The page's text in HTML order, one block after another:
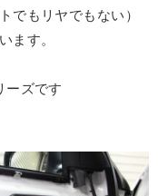
でもリヤでもない）
ます。
ーズです